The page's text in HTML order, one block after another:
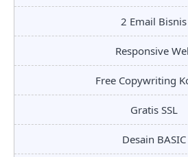
2 Email Bisnis
Responsive
Free Copywriting
Gratis SSL
Desain BASIC